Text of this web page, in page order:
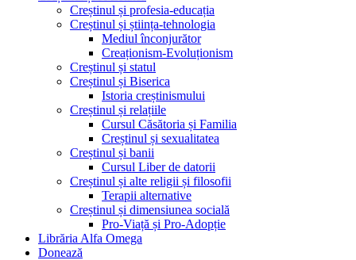
Creștinul și profesia-educația
Creștinul și știința-tehnologia
Mediul înconjurător
Creaționism-Evoluționism
Creștinul și statul
Creștinul și Biserica
Istoria creștinismului
Creștinul și relațiile
Cursul Căsătoria și Familia
Creștinul și sexualitatea
Creștinul și banii
Cursul Liber de datorii
Creștinul și alte religii și filosofii
Terapii alternative
Creștinul și dimensiunea socială
Pro-Viață și Pro-Adopție
Librăria Alfa Omega
Donează